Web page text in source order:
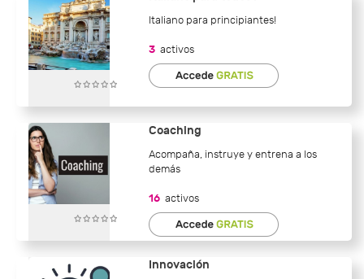
Italiano para principiantes!
3 activos
Coaching
Acompaña, instruye y entrena a los
demás
16 activos
Innovación